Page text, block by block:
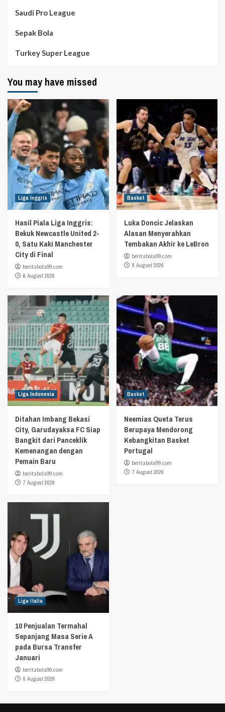
Saudi Pro League
Sepak Bola
Turkey Super League
You may have missed
Liga Inggris
Hasil Piala Liga Inggris:
Bekuk Newcastle United 2-
0, Satu Kaki Manchester
City di Final
beritabola99.com
8 August 2026
Basket
Luka Doncic Jelaskan
Alasan Menyerahkan
Tembakan Akhir ke LeBron
beritabola99.com
8 August 2026
Liga Indonesia
Ditahan Imbang Bekasi
City, Garudayaksa FC Siap
Bangkit dari Panceklik
Kemenangan dengan
Pemain Baru
beritabola99.com
7 August 2026
Basket
Neemias Queta Terus
Berupaya Mendorong
Kebangkitan Basket
Portugal
beritabola99.com
7 August 2026
Liga Italia
10 Penjualan Termahal
Sepanjang Masa Serie A
pada Bursa Transfer
Januari
beritabola99.com
6 August 2026